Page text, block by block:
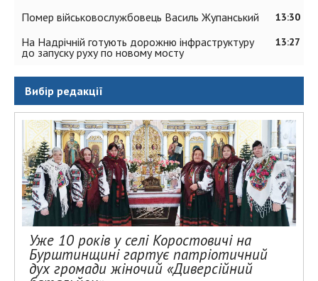
13:30
Помер військовослужбовець Василь Жупанський
13:27
На Надрічній готують дорожню інфраструктуру
до запуску руху по новому мосту
Вибір редакції
Уже 10 років у селі Коростовичі на
Бурштинщині гартує патріотичний
дух громади жіночий «Диверсійний